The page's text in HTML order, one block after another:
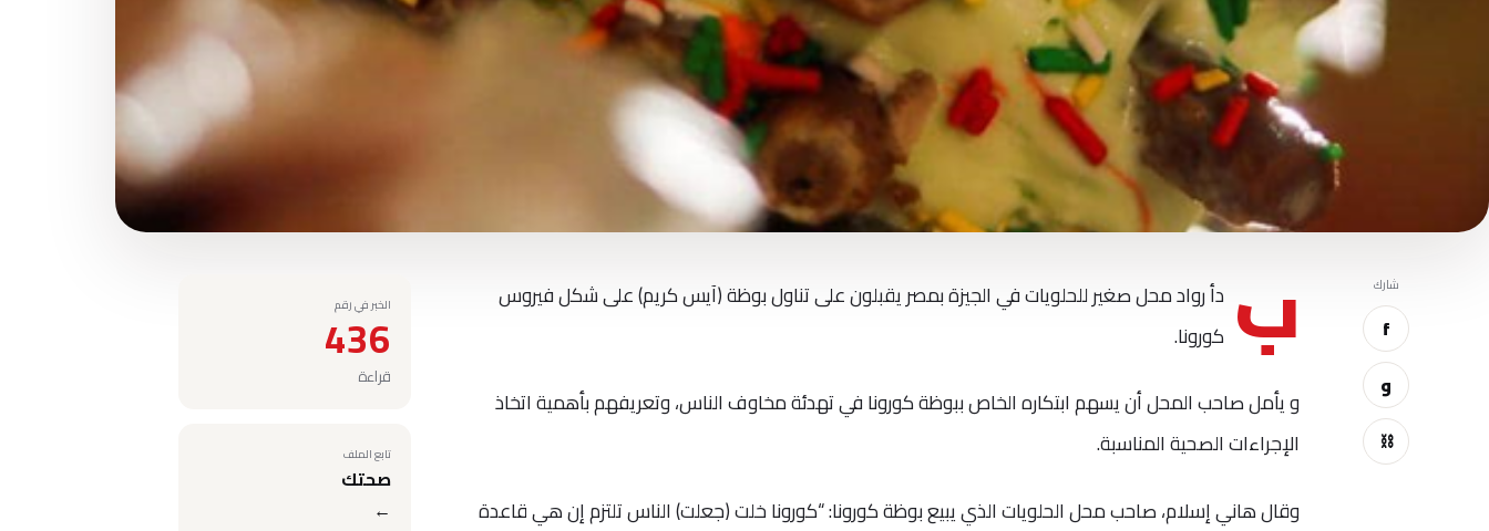
شارك
f
و
⛓
ب دأ رواد محل صغير للحلويات في الجيزة بمصر يقبلون على تناول بوظة (آيس كريم) على شكل فيروس
كورونا.
و يأمل صاحب المحل أن يسهم ابتكاره الخاص ببوظة كورونا في تهدئة مخاوف الناس، وتعريفهم بأهمية اتخاذ
الإجراءات الصحية المناسبة.
وقال هاني إسلام، صاحب محل الحلويات الذي يبيع بوظة كورونا: “كورونا خلت (جعلت) الناس تلتزم إن هي قاعدة
الخبر في رقم
436
قراءة
تابع الملف
صحتك
←